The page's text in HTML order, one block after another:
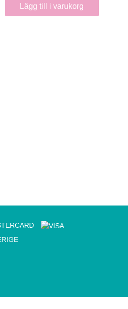
Lägg till i varukorg